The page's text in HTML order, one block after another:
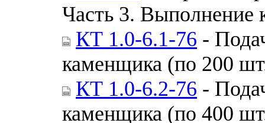
Часть 3. Выполнение
КТ 1.0-6.1-76 -
каменщика (по 200
КТ 1.0-6.2-76 -
каменщика (по 400